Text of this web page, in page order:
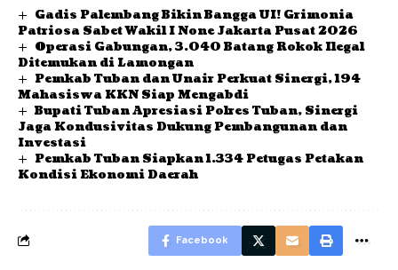
Gadis Palembang Bikin Bangga UI! Grimonia
Patriosa Sabet Wakil I None Jakarta Pusat 2026
Operasi Gabungan, 3.040 Batang Rokok Ilegal
Ditemukan di Lamongan
Pemkab Tuban dan Unair Perkuat Sinergi, 194
Mahasiswa KKN Siap Mengabdi
Bupati Tuban Apresiasi Polres Tuban, Sinergi
Jaga Kondusivitas Dukung Pembangunan dan
Investasi
Pemkab Tuban Siapkan 1.334 Petugas Petakan
Kondisi Ekonomi Daerah
Facebook